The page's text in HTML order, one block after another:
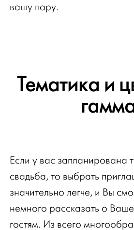
вашу пару.
Тематика и
Если у вас запланирована
свадьба, то выбрать
значительно легче, и Вы
немного рассказать о
гостям. Из всего